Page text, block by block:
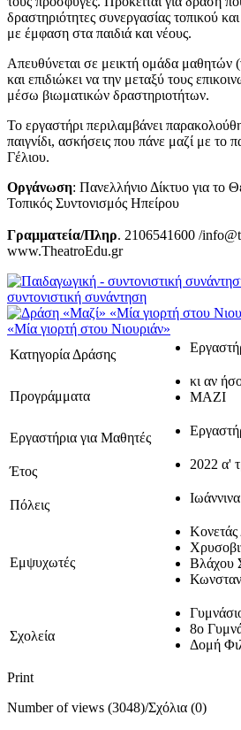
δραστηριότητες συνεργασίας τοπικού
με έμφαση στα παιδιά και νέους.
Απευθύνεται σε μεικτή ομάδα μαθητών
και επιδιώκει να την μεταξύ τους
μέσω βιωματικών δραστηριοτήτων.
Το εργαστήρι περιλαμβάνει
παιγνίδι, ασκήσεις που πάνε μαζί με το
Γέλιου.
Οργάνωση: Πανελλήνιο Δίκτυο για το
Τοπικός Συντονισμός Ηπείρου
Γραμματεία/Πληρ. 2106541600 /
www.TheatroEdu.gr
συντονιστική συνάντηση
«Μία γιορτή στου Νιουριάν»
Κατηγορία Δράσης
Προγράμματα
κι αν
ΜΑΖΙ
Εργαστήρια για Μαθητές
Έτος 2022 α'
Πόλεις Ιωάννινα
Εμψυχωτές
Κονετάς
Βλάχου
Σχολεία
8ο
Δομή
Print
Number of views (3048)/Σχόλια (0)